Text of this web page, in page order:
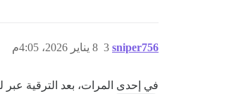
sniper756 8 يناير 2026، 4:05م 3
في إحدى المرات، بعد الترقية